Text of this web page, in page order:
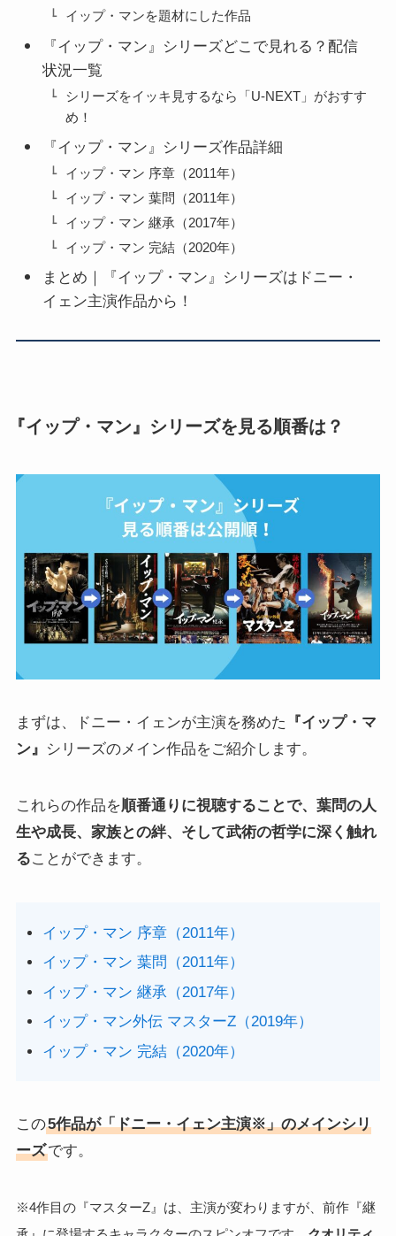
イップ・マンを題材にした作品
『イップ・マン』シリーズどこで見れる？配信
状況一覧
シリーズをイッキ見するなら「U-NEXT」がおすす
め！
『イップ・マン』シリーズ作品詳細
イップ・マン 序章（2011年）
イップ・マン 葉問（2011年）
イップ・マン 継承（2017年）
イップ・マン 完結（2020年）
まとめ｜『イップ・マン』シリーズはドニー・
イェン主演作品から！
『イップ・マン』シリーズを見る順番は？
まずは、ドニー・イェンが主演を務めた
『イップ・マ
ン』 シリーズのメイン作品をご紹介します。
これらの作品を順番通りに視聴することで、葉問の人
生や成長、家族との絆、そして武術の哲学に深く触れ
ることができます。
イップ・マン 序章（2011年）
イップ・マン 葉問（2011年）
イップ・マン 継承（2017年）
イップ・マン外伝 マスターZ（2019年）
イップ・マン 完結（2020年）
この5作品が「ドニー・イェン主演※」のメインシリ
ーズです。
※4作目の『マスターZ』は、主演が変わりますが、前作『継